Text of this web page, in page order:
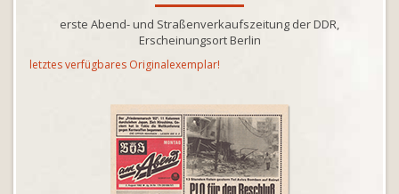
erste Abend- und Straßenverkaufszeitung der DDR,
Erscheinungsort Berlin
letztes verfügbares Originalexemplar!